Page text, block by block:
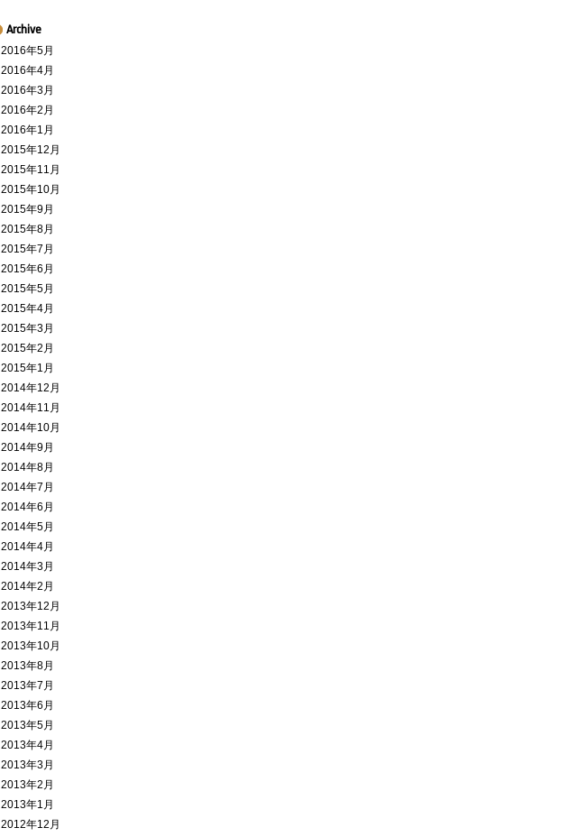
Archive
2016年5月
2016年4月
2016年3月
2016年2月
2016年1月
2015年12月
2015年11月
2015年10月
2015年9月
2015年8月
2015年7月
2015年6月
2015年5月
2015年4月
2015年3月
2015年2月
2015年1月
2014年12月
2014年11月
2014年10月
2014年9月
2014年8月
2014年7月
2014年6月
2014年5月
2014年4月
2014年3月
2014年2月
2013年12月
2013年11月
2013年10月
2013年8月
2013年7月
2013年6月
2013年5月
2013年4月
2013年3月
2013年2月
2013年1月
2012年12月